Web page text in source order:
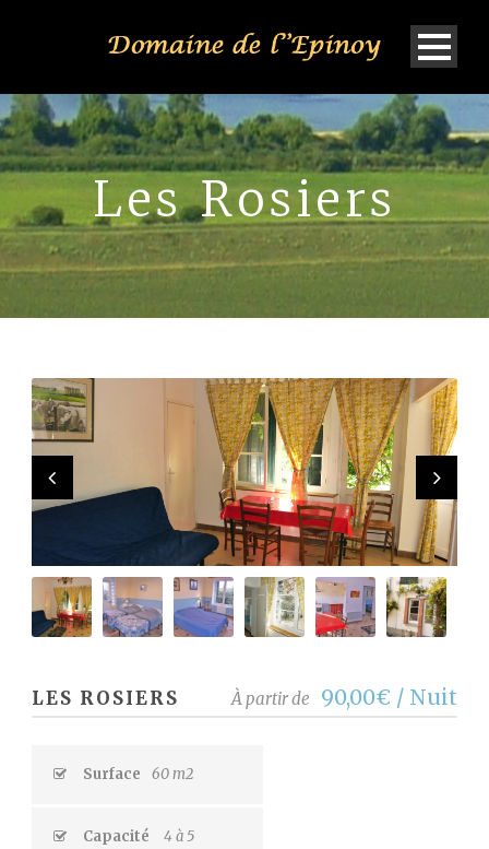
Les Rosiers
LES ROSIERS À partir de 90,00€ / Nuit
Surface 60 m2
Capacité
4 à 5